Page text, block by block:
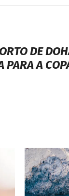
DE
PARA A